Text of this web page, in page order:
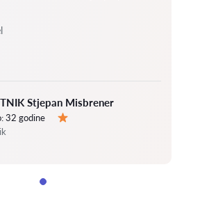
Stjepan Misbrener
32 godine